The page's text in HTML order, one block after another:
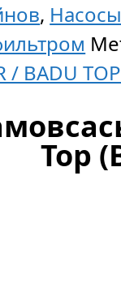
,
/ BADU TOP
Top